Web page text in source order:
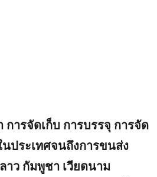
ารจัดเก็บ การบรรจุ การจัด
ประเทศจนถึงการขนส่ง
าว กัมพูชา เวียดนาม